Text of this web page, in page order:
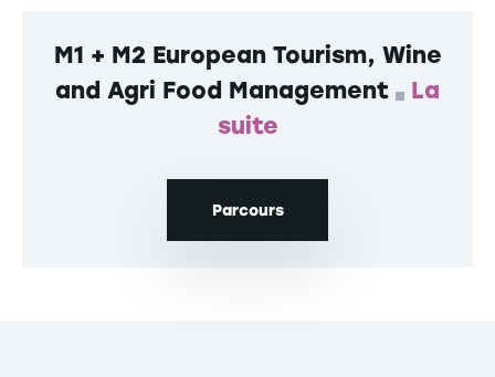
M1 + M2 European Tourism, Wine
and Agri Food Management
La
suite
Parcours